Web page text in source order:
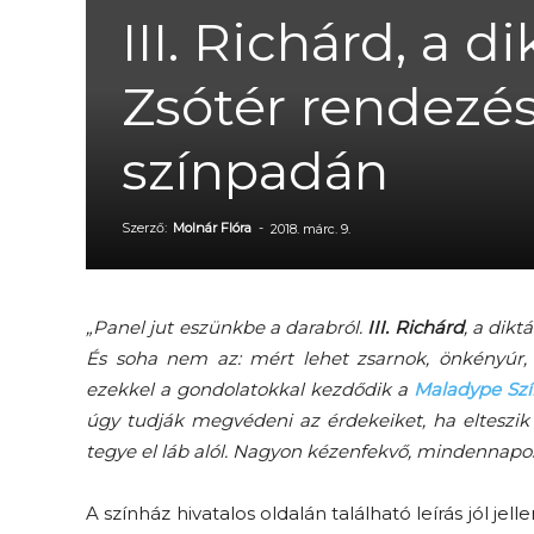
III. Richárd, a
Zsótér
színpadán
Szerző: Molnár Flóra - 2018. márc. 9.
„Panel jut eszünkbe a darabról. III. Richárd, a
És soha nem az: mért lehet zsarnok,
ezekkel a gondolatokkal kezdődik a Maladype
úgy tudják megvédeni az érdekeiket, ha
tegye el láb alól. Nagyon kézenfekvő,
A színház hivatalos oldalán található leírás jól